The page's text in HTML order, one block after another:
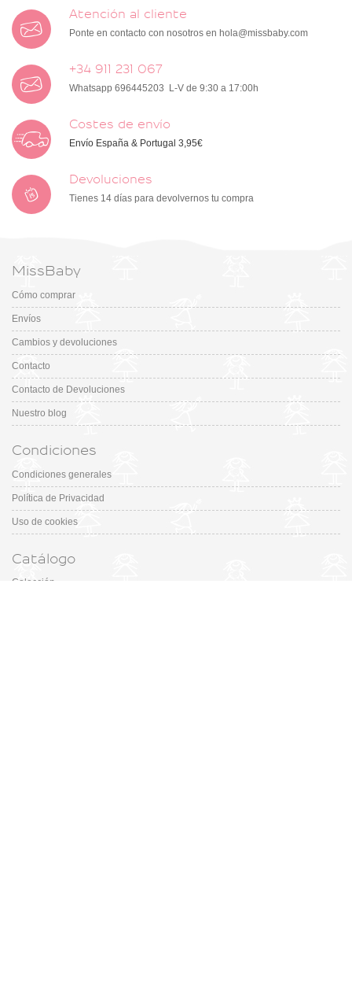
Atención al cliente
Ponte en contacto con nosotros en hola@missbaby.com
+34 911 231 067
Whatsapp 696445203 L-V de 9:30 a 17:00h
Costes de envío
Envío España & Portugal 3,95€
Devoluciones
Tienes 14 días para devolvernos tu compra
MissBaby
Cómo comprar
Envíos
Cambios y devoluciones
Contacto
Contacto de Devoluciones
Nuestro blog
Condiciones
Condiciones generales
Política de Privacidad
Uso de cookies
Catálogo
Colección